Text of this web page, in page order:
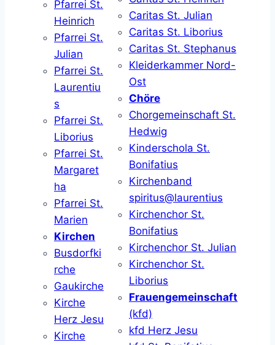
Pfarrei St.
Heinrich
Pfarrei St.
Julian
Pfarrei St.
Laurentiu
s
Pfarrei St.
Liborius
Pfarrei St.
Margaret
ha
Pfarrei St.
Marien
Kirchen
Busdorfki
rche
Gaukirche
Kirche
Herz Jesu
Kirche
Caritas St. Julian
Caritas St. Liborius
Caritas St. Stephanus
Kleiderkammer Nord-
Ost
Chöre
Chorgemeinschaft St.
Hedwig
Kinderschola St.
Bonifatius
Kirchenband
spiritus@laurentius
Kirchenchor St.
Bonifatius
Kirchenchor St. Julian
Kirchenchor St.
Liborius
Frauengemeinschaft
(kfd)
kfd Herz Jesu